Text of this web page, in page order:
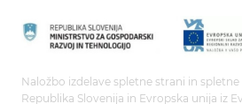
Naložbo izdelave spletne strani in
Republika Slovenija in Evropska unija iz